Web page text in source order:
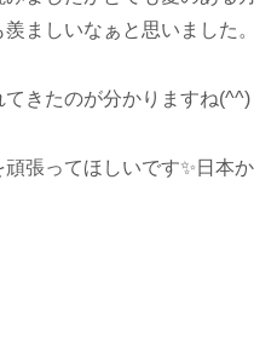
ましいなぁと思いました。
きたのが分かりますね(^^)
張ってほしいです✨日本か